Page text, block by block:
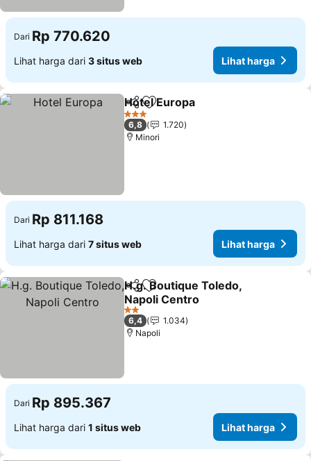
Dari Rp 770.620
Lihat harga dari 3 situs web Lihat harga
BagikanTambahkan ke favorit
Hotel Europa
3 Bintang
6,8
1.720
Minori
Dari Rp 811.168
Lihat harga dari 7 situs web Lihat harga
BagikanTambahkan ke favorit
H.g. Boutique Toledo,
Napoli Centro
2 Bintang
6,4
1.034
Napoli
Dari Rp 895.367
Lihat harga dari 1 situs web Lihat harga